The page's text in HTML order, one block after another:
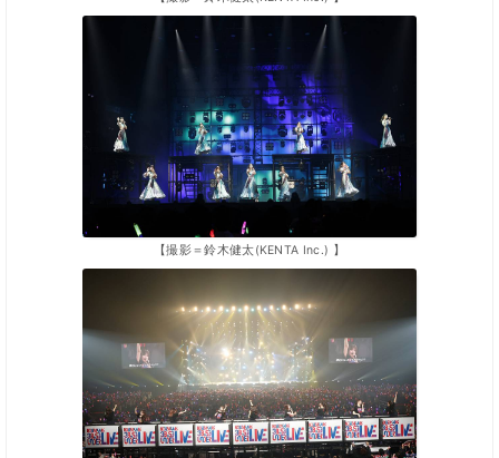
【撮影＝鈴木健太(KENTA Inc.) 】